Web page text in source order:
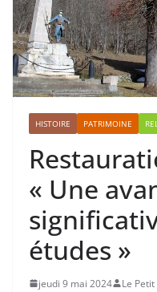
HISTOIRE PATRIMOINE
« Une
études »
jeudi 9 mai 2024 Le